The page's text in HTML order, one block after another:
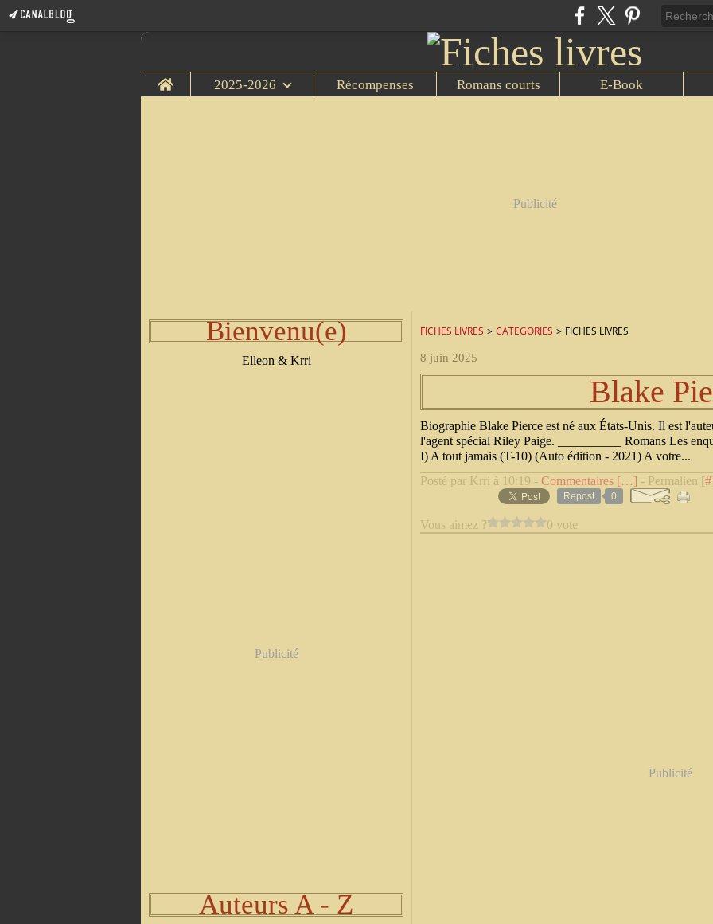
Home 2025-2026 Récompenses Romans courts E-Book
Publicité
Bienvenu(e)
Elleon & Krri
Publicité
Auteurs A - Z
FICHES LIVRES > CATEGORIES > FICHES LIVRES
8 juin 2025
Blake
Biographie Blake Pierce est né aux États-Unis. Il est
l'agent spécial Riley Paige. __________ Romans Les
I) A tout jamais (T-10) (Auto édition - 2021) A votre...
Posté par Krri à 10:19 - Commentaires […] - Permalien [#
Repost 0
Vous aimez ? 0 vote
Publicité